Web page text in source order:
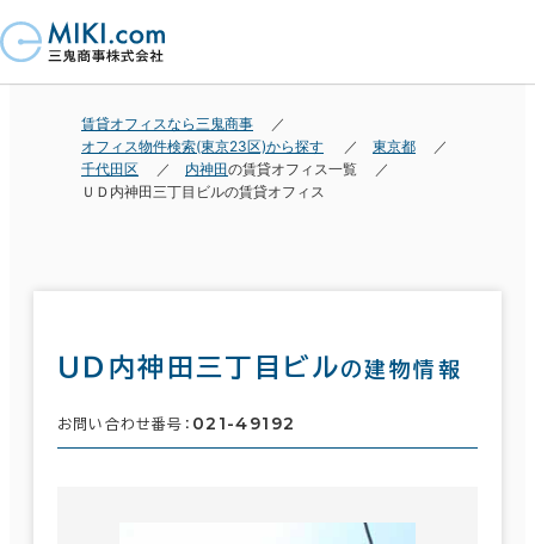
賃貸オフィスなら三鬼商事
オフィス物件検索(東京23区)から探す
東京都
千代田区
内神田の賃貸オフィス一覧
ＵＤ内神田三丁目ビルの賃貸オフィス
ＵＤ内神田三丁目ビルの建物情報
お問い合わせ番号： 021-49192